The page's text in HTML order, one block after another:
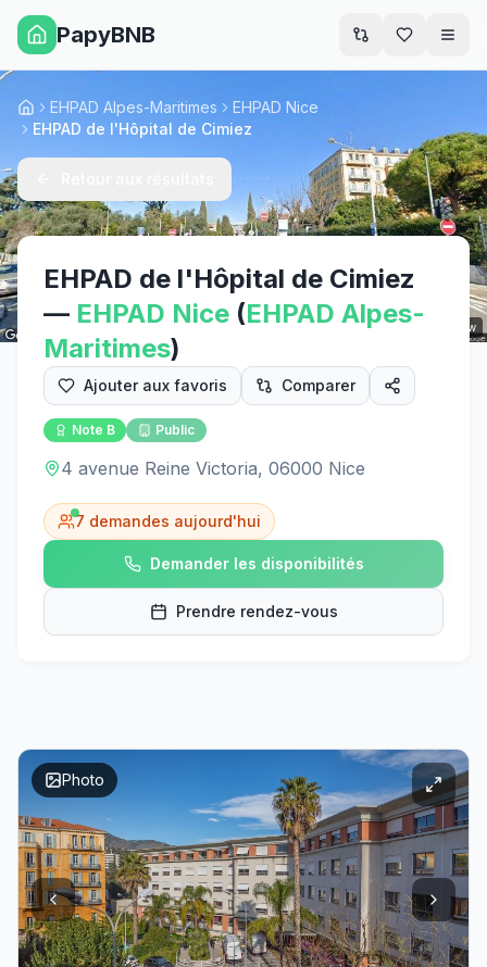
PapyBNB
Street View
AccueilEHPAD Alpes-Maritimes
EHPAD Nice
EHPAD de l'Hôpital de Cimiez
EHPAD de l'Hôpital de Cimiez
— EHPAD Nice (EHPAD Alpes-
Maritimes)
Ajouter aux favoris Comparer
Note B Public
4 avenue Reine Victoria, 06000 Nice
7 demandes aujourd'hui
Demander les disponibilités
Prendre rendez-vous
Photo